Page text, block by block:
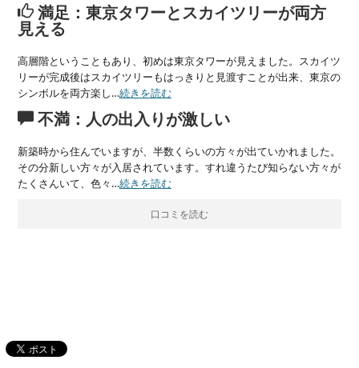
満足：東京タワーとスカイツリーが両方
見える
高層階ということもあり、初めは東京タワーが見えました。スカイツ
リーが完成後はスカイツリーもはっきりと見渡すことが出来、東京の
シンボルを両方楽し…続きを読む
不満：人の出入りが激しい
新築時から住んでいますが、半数くらいの方々が出ていかれました。
その分新しい方々が入居されています。すれ違うたび知らない方々が
たくさんいて、色々…続きを読む
口コミを読む